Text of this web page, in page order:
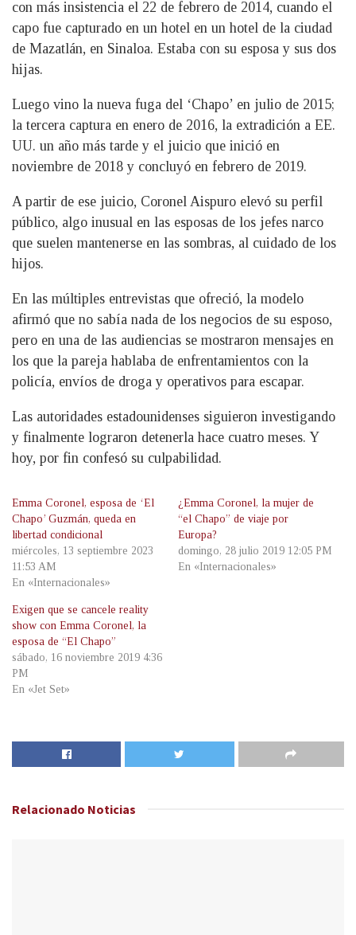
con más insistencia el 22 de febrero de 2014, cuando el
capo fue capturado en un hotel en un hotel de la ciudad
de Mazatlán, en Sinaloa. Estaba con su esposa y sus dos
hijas.
Luego vino la nueva fuga del ‘Chapo’ en julio de 2015;
la tercera captura en enero de 2016, la extradición a EE.
UU. un año más tarde y el juicio que inició en
noviembre de 2018 y concluyó en febrero de 2019.
A partir de ese juicio, Coronel Aispuro elevó su perfil
público, algo inusual en las esposas de los jefes narco
que suelen mantenerse en las sombras, al cuidado de los
hijos.
En las múltiples entrevistas que ofreció, la modelo
afirmó que no sabía nada de los negocios de su esposo,
pero en una de las audiencias se mostraron mensajes en
los que la pareja hablaba de enfrentamientos con la
policía, envíos de droga y operativos para escapar.
Las autoridades estadounidenses siguieron investigando
y finalmente lograron detenerla hace cuatro meses. Y
hoy, por fin confesó su culpabilidad.
Emma Coronel, esposa de ‘El
Chapo’ Guzmán, queda en
libertad condicional
miércoles, 13 septiembre 2023
11:53 AM
En «Internacionales»
¿Emma Coronel, la mujer de
“el Chapo” de viaje por
Europa?
domingo, 28 julio 2019 12:05 PM
En «Internacionales»
Exigen que se cancele reality
show con Emma Coronel, la
esposa de “El Chapo”
sábado, 16 noviembre 2019 4:36
PM
En «Jet Set»
Relacionado Noticias